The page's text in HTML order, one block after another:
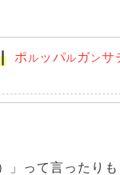
ポ ル ッパル ガンサ
」って言ったりも